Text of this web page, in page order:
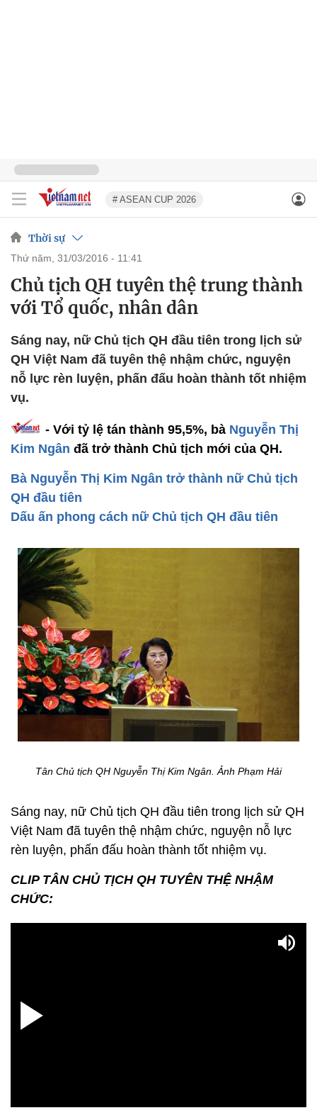
# ASEAN CUP 2026
Thời sự
thứ năm, 31/03/2016 - 11:41
Chủ tịch QH tuyên thệ trung thành
với Tổ quốc, nhân dân
Sáng nay, nữ Chủ tịch QH đầu tiên trong lịch sử
QH Việt Nam đã tuyên thệ nhậm chức, nguyện
nỗ lực rèn luyện, phấn đấu hoàn thành tốt nhiệm
vụ.
- Với tỷ lệ tán thành 95,5%, bà Nguyễn Thị
Kim Ngân đã trở thành Chủ tịch mới của QH.
Bà Nguyễn Thị Kim Ngân trở thành nữ Chủ tịch
QH đầu tiên
Dấu ấn phong cách nữ Chủ tịch QH đầu tiên
Tân Chủ tịch QH Nguyễn Thị Kim Ngân. Ảnh Phạm Hải
Sáng nay, nữ Chủ tịch QH đầu tiên trong lịch sử QH
Việt Nam đã tuyên thệ nhậm chức, nguyện nỗ lực
rèn luyện, phấn đấu hoàn thành tốt nhiệm vụ.
CLIP TÂN CHỦ TỊCH QH TUYÊN THỆ NHẬM
CHỨC: